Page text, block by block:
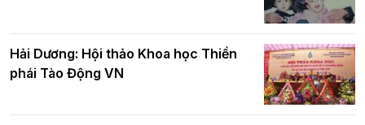
Hải Dương: Hội thảo Khoa học Thiền
phái Tào Động VN